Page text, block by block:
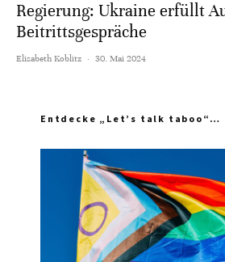
Regierung: Ukraine erfüllt
Beitrittsgespräche
Elisabeth Koblitz · 30. Mai 2024
Entdecke „Let’s talk taboo“…